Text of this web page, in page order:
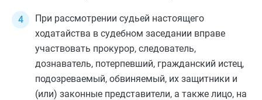
При рассмотрении судьей настоящего
ходатайства в судебном заседании вправе
участвовать прокурор, следователь,
дознаватель, потерпевший, гражданский истец,
подозреваемый, обвиняемый, их защитники и
(или) законные представители, а также лицо, на